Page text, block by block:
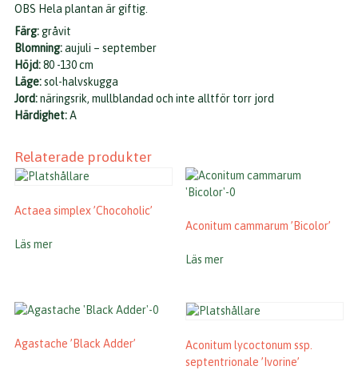
OBS Hela plantan är giftig.
Färg:gråvit
Blomning:aujuli – september
Höjd:80 -130 cm
Läge:sol-halvskugga
Jord:näringsrik, mullblandad och inte alltför torr jord
Härdighet:A
Relaterade produkter
Actaea simplex ’Chocoholic’
Läs mer
Aconitum cammarum ’Bicolor’
Läs mer
Agastache ’Black Adder’
Aconitum lycoctonum ssp.
septentrionale ’Ivorine’